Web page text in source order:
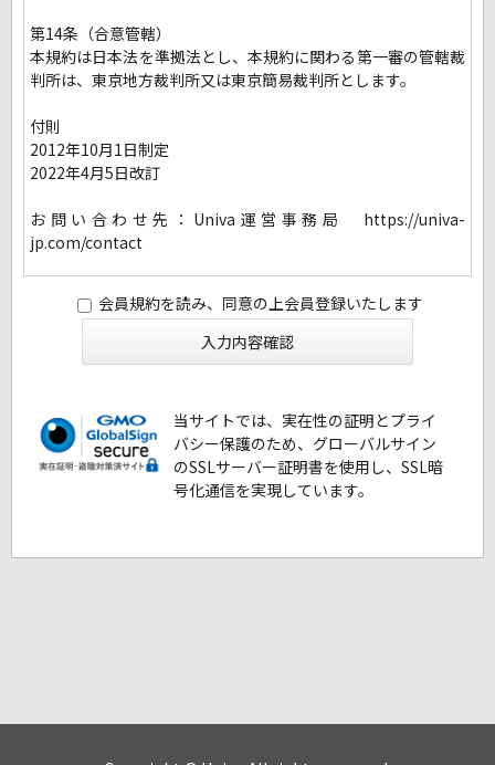
第14条（合意管轄）
本規約は日本法を準拠法とし、本規約に関わる第一審の管轄裁
判所は、東京地方裁判所又は東京簡易裁判所とします。
付則
2012年10月1日制定
2022年4月5日改訂
お問い合わせ先：Univa運営事務局 https://univa-
jp.com/contact
会員規約を読み、同意の上会員登録いたします
当サイトでは、実在性の証明とプライ
バシー保護のため、グローバルサイン
のSSLサーバー証明書を使用し、SSL暗
号化通信を実現しています。